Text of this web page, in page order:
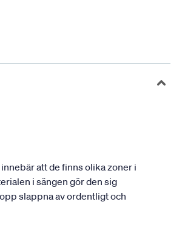
att de finns olika zoner i
i sängen gör den sig
slappna av ordentligt och